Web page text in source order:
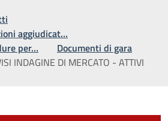
aggiudicat…
per…
Documenti di gara
INDAGINE DI MERCATO - ATTIVI